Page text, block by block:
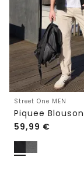
Street One MEN
Piquee Blouson
59,99 €